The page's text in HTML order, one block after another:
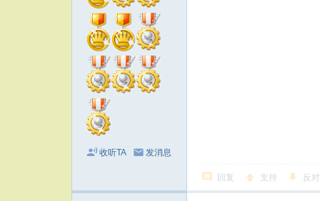
收听TA 发消息
回复 支持 反对